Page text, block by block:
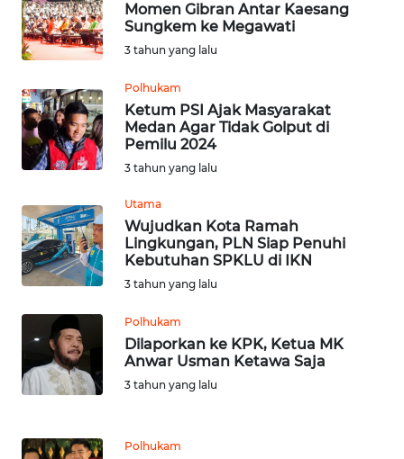
Momen Gibran Antar Kaesang
Sungkem ke Megawati
3 tahun yang lalu
Polhukam
Ketum PSI Ajak Masyarakat
Medan Agar Tidak Golput di
Pemilu 2024
3 tahun yang lalu
Utama
Wujudkan Kota Ramah
Lingkungan, PLN Siap Penuhi
Kebutuhan SPKLU di IKN
3 tahun yang lalu
Polhukam
Dilaporkan ke KPK, Ketua MK
Anwar Usman Ketawa Saja
3 tahun yang lalu
Polhukam
WN
TAPANULI
WN
TANJUNG
LESUNG
WN
KARO
WN
SIMALUNGUN
WN
LABUHANBATU
TENGAH